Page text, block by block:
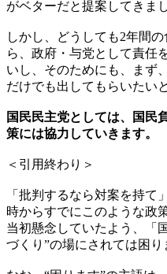
がベターだと提案してきまし
しかし、どうしても2年間
ら、政府・与党として責任
いし、そのためにも、まず
だけでも出してもらいたい
国民民主党としては、国民
策には協力していきます。
＜引用終わり＞
「批判するなら対案を持て
時からすでにこのような政
当初懸念していたよう、「
づくり”の場にされては困り